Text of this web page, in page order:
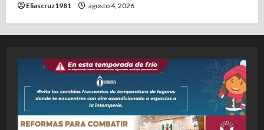
Eliascruz1981 agosto 4, 2026